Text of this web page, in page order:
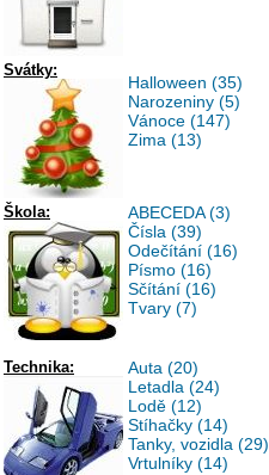
Svátky:
Halloween (35)
Narozeniny (5)
Vánoce (147)
Zima (13)
Škola:
ABECEDA (3)
Čísla (39)
Odečítání (16)
Písmo (16)
Sčítání (16)
Tvary (7)
Technika:
Auta (20)
Letadla (24)
Lodě (12)
Stíhačky (14)
Tanky, vozidla (29)
Vrtulníky (14)